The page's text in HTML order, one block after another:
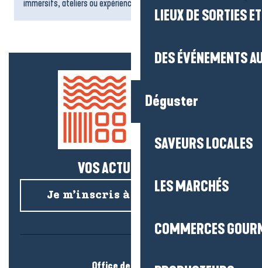
LIEUX DE SORTIES
DES ÉVÉNEMENTS
Déguster
SAVEURS LOCALES
LES MARCHÉS
COMMERCES
immersifs, ateliers ou expériences ludiques....
VOS ACTUS SALÉES !
Je m’inscris à la newsletter